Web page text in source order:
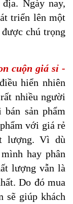
Ngày nay,
triển lên một
chú trọng
cuộn giá sỉ -
hiển nhiên
nhiều người
sản phẩm
với giá rẻ
lượng. Vì dù
hay phân
lượng vẫn là
Do đó mua
sẽ giúp khách